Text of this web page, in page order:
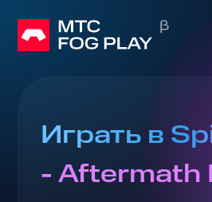
Играть в
- Aftermath